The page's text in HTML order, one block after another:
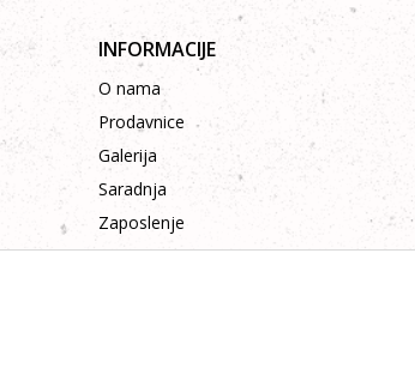
INFORMACIJE
O nama
Prodavnice
Galerija
Saradnja
Zaposlenje
Kontakt